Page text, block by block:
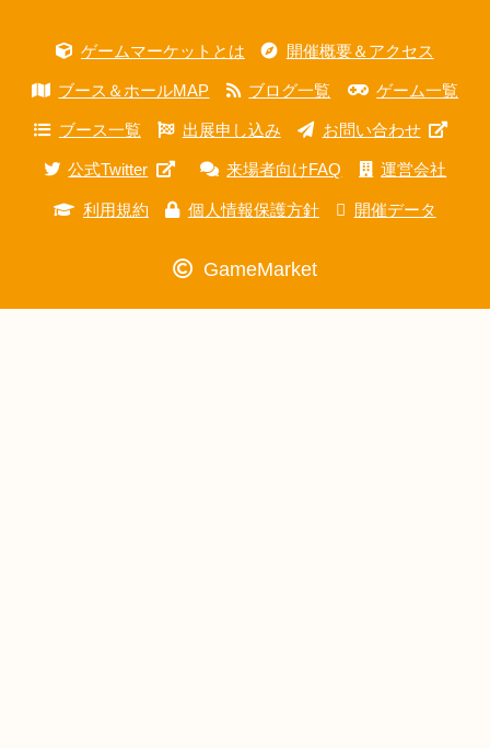
ゲームマーケットとは 開催概要＆アクセス
ブース＆ホールMAP ブログ一覧 ゲーム一覧
ブース一覧 出展申し込み お問い合わせ
公式Twitter 来場者向けFAQ 運営会社
利用規約 個人情報保護方針 開催データ
GameMarket